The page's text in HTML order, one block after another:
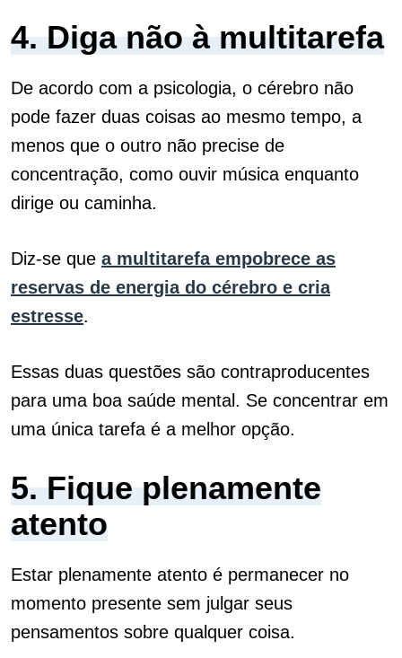
4. Diga não à multitarefa
De acordo com a psicologia, o cérebro não
pode fazer duas coisas ao mesmo tempo, a
menos que o outro não precise de
concentração, como ouvir música enquanto
dirige ou caminha.
Diz-se que a multitarefa empobrece as
reservas de energia do cérebro e cria
estresse.
Essas duas questões são contraproducentes
para uma boa saúde mental. Se concentrar em
uma única tarefa é a melhor opção.
5. Fique plenamente
atento
Estar plenamente atento é permanecer no
momento presente sem julgar seus
pensamentos sobre qualquer coisa.